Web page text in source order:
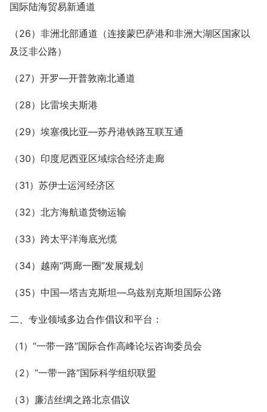
国际陆海贸易新通道
（26）非洲北部通道（连接蒙巴萨港和非洲大湖区国家以
及泛非公路）
（27）开罗—开普敦南北通道
（28）比雷埃夫斯港
（29）埃塞俄比亚—苏丹港铁路互联互通
（30）印度尼西亚区域综合经济走廊
（31）苏伊士运河经济区
（32）北方海航道货物运输
（33）跨太平洋海底光缆
（34）越南“两廊一圈”发展规划
（35）中国—塔吉克斯坦—乌兹别克斯坦国际公路
二、专业领域多边合作倡议和平台：
（1）“一带一路”国际合作高峰论坛咨询委员会
（2）“一带一路”国际科学组织联盟
（3）廉洁丝绸之路北京倡议